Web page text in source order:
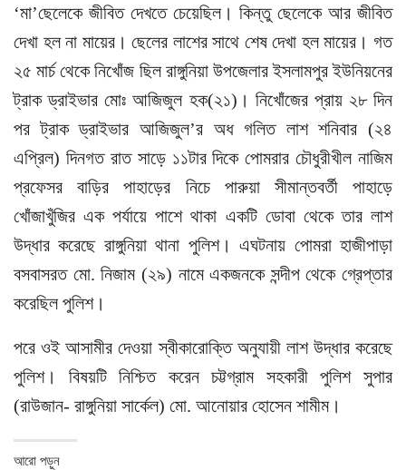
‘মা’ছেলেকে জীবিত দেখতে চেয়েছিল। কিন্তু ছেলেকে আর জীবিত
দেখা হল না মায়ের। ছেলের লাশের সাথে শেষ দেখা হল মায়ের। গত
২৫ মার্চ থেকে নিখোঁজ ছিল রাঙ্গুনিয়া উপজেলার ইসলামপুর ইউনিয়নের
ট্রাক ড্রাইভার মোঃ আজিজুল হক(২১)। নিখোঁজের প্রায় ২৮ দিন
পর ট্রাক ড্রাইভার আজিজুল’র অধ গলিত লাশ শনিবার (২৪
এপ্রিল) দিনগত রাত সাড়ে ১১টার দিকে পোমরার চৌধুরীখীল নাজিম
প্রফেসর বাড়ির পাহাড়ের নিচে পারুয়া সীমান্তবর্তী পাহাড়ে
খোঁজাখুঁজির এক পর্যায়ে পাশে থাকা একটি ডোবা থেকে তার লাশ
উদ্ধার করেছে রাঙ্গুনিয়া থানা পুলিশ। এঘটনায় পোমরা হাজীপাড়া
বসবাসরত মো. নিজাম (২৯) নামে একজনকে সন্দীপ থেকে গ্রেপ্তার
করেছিল পুলিশ।
পরে ওই আসামীর দেওয়া স্বীকারোক্তি অনুযায়ী লাশ উদ্ধার করেছে
পুলিশ। বিষয়টি নিশ্চিত করেন চট্টগ্রাম সহকারী পুলিশ সুপার
(রাউজান- রাঙ্গুনিয়া সার্কেল) মো. আনোয়ার হোসেন শামীম।
আরো পড়ুন